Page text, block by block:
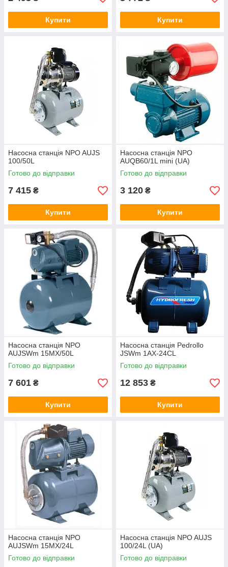
Купити Купити
Насосна станція NPO AUJS
100/50L
Готово до відправки
7 415 ₴
Купити
Насосна станція NPO
AUQB60/1L mini (UA)
Готово до відправки
3 120 ₴
Купити
Насосна станція NPO
AUJSWm 15MX/50L
Готово до відправки
7 601 ₴
Купити
Насосна станція Pedrollo
JSWm 1АX-24CL
Готово до відправки
12 853 ₴
Купити
Насосна станція NPO
AUJSWm 15MX/24L
Готово до відправки
Насосна станція NPO AUJS
100/24L (UA)
Готово до відправки